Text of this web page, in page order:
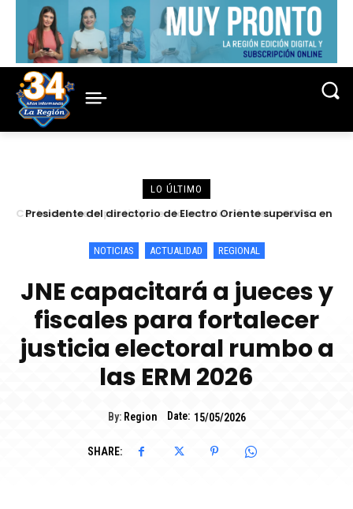
LO ÚLTIMO
Presidente del directorio de Electro Oriente supervisa en
servicio eléctrico
NOTICIAS ACTUALIDAD REGIONAL
JNE capacitará a jueces y
fiscales para fortalecer
justicia electoral rumbo a
las ERM 2026
By: Region Date: 15/05/2026
SHARE: